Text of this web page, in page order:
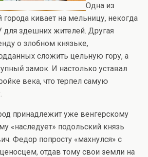
Одна из
города кивает на мельницу, некогда
здешних жителей. Другая
о злобном князьке,
сложить цельную гору, а
замок. И настолько уставал
века, что терпел самую
принадлежит уже венгерскому
«наследует» подольский князь
Федор попросту «махнулся» с
отдав тому свои земли на